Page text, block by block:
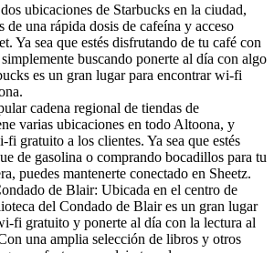
ubicaciones de Starbucks en la ciudad,
de una rápida dosis de cafeína y acceso
Ya sea que estés disfrutando de tu café con
buscando ponerte al día con algo
es un gran lugar para encontrar wi-fi
cadena regional de tiendas de
varias ubicaciones en todo Altoona, y
fi gratuito a los clientes. Ya sea que estés
de gasolina o comprando bocadillos para tu
puedes mantenerte conectado en Sheetz.
de Blair: Ubicada en el centro de
del Condado de Blair es un gran lugar
fi gratuito y ponerte al día con la lectura al
una amplia selección de libros y otros